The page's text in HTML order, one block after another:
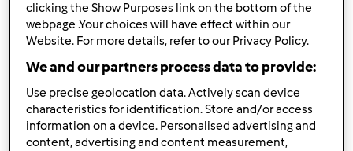
carreira pessoal do mundo de receitas. Por favor
verifique a níveis de aventais acima e veja quantos
pontos precisa para atingir o próximo nível.
pontos
Vencedor do passatempo
+10
pontos
Criar uma receita (completa=10 pontos,
apenas campos obrigatórios =5 pontos)
clicking the Show Purposes link on the bottom of the
webpage .Your choices will have effect within our
Website. For more details, refer to our Privacy Policy.
We and our partners process data to provide:
Use precise geolocation data. Actively scan device
characteristics for identification. Store and/or access
information on a device. Personalised advertising and
content, advertising and content measurement,